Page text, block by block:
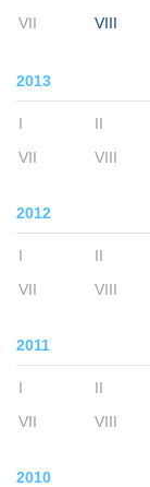
VII VIII
2013
I II
VII
VIII
2012
I II
VII
VIII
2011
I II
VII
VIII
2010